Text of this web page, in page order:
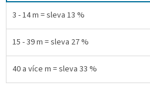
3 - 14 m = sleva 13 %
15 - 39 m = sleva 27 %
40 a více m = sleva 33 %